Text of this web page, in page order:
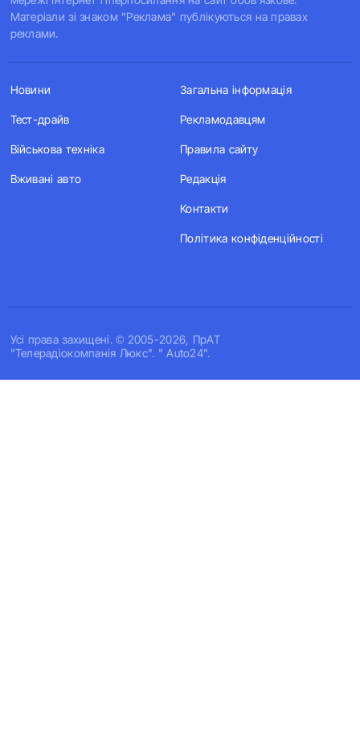
Матеріали зі знаком "Реклама" публікуються на правах
реклами.
Усi права захищенi. © 2005-2026, ПрАТ
"Телерадіокомпанія Люкс". " Auto24".
Новини
Тест-драйв
Військова техніка
Вживані авто
Загальна інформація
Рекламодавцям
Правила сайту
Редакція
Контакти
Політика конфіденційності